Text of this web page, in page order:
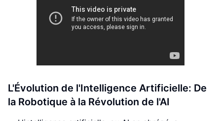
L'Évolution de l'Intelligence Artificielle: De
la Robotique à la Révolution de l'AI